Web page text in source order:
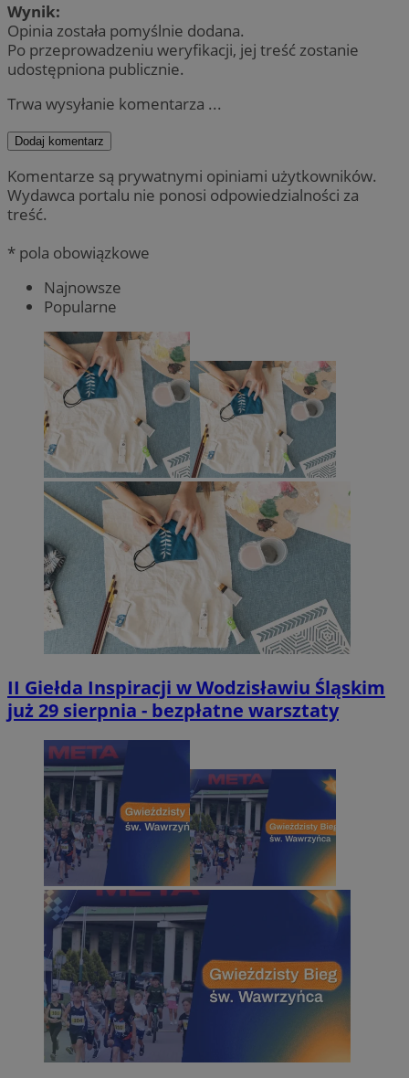
Wynik:
Opinia została pomyślnie dodana.
Po przeprowadzeniu weryfikacji, jej treść zostanie
udostępniona publicznie.
Trwa wysyłanie komentarza ...
Dodaj komentarz
Komentarze są prywatnymi opiniami użytkowników.
Wydawca portalu nie ponosi odpowiedzialności za
treść.
* pola obowiązkowe
Najnowsze
Popularne
II Giełda Inspiracji w Wodzisławiu Śląskim
już 29 sierpnia - bezpłatne warsztaty